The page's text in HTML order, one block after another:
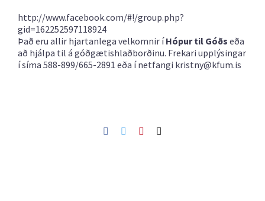
http://www.facebook.com/#!/group.php?
gid=162252597118924
Það eru allir hjartanlega velkomnir íHópur til Góðs eða
að hjálpa til á góðgætishlaðborðinu. Frekari upplýsingar
í síma 588-899/665-2891 eða í netfangi kristny@kfum.is
Facebook
TwitterPinterest